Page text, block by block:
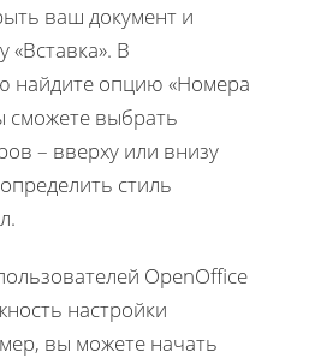
ваш документ и
«Вставка». В
опцию «Номера
сможете выбрать
– вверху или внизу
стиль
OpenOffice
настройки
вы можете начать